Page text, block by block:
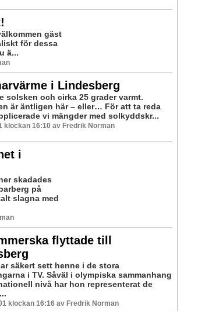
gäst
för dessa
ä...
i Lindesberg
solsken och cirka 25 grader varmt.
är äntligen här – eller… För att ta reda
vi mängder med solkyddskr...
klockan 16:10 av Fredrik Norman
i
skadades
på
slagna med
flyttade till
säkert sett henne i de stora
i TV. Såväl i olympiska sammanhang
nivå har hon representerat de
klockan 16:16 av Fredrik Norman